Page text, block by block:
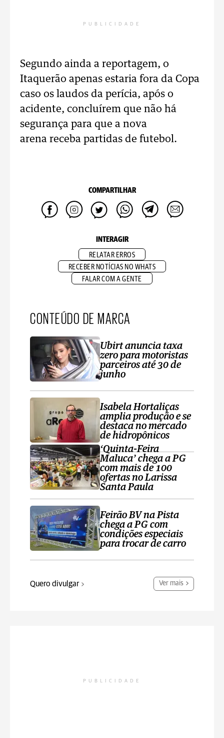
PUBLICIDADE
Segundo ainda a reportagem, o
Itaquerão apenas estaria fora da Copa
caso os laudos da perícia, após o
acidente, concluírem que não há
segurança para que a nova
arena receba partidas de futebol.
COMPARTILHAR
INTERAGIR
RELATAR ERROS
RECEBER NOTÍCIAS NO WHATS
FALAR COM A GENTE
CONTEÚDO DE MARCA
Ubirt anuncia taxa
zero para motoristas
parceiros até 30 de
junho
Isabela Hortaliças
amplia produção e se
destaca no mercado
de hidropônicos
‘Quinta-Feira
Maluca’ chega a PG
com mais de 100
ofertas no Larissa
Santa Paula
Feirão BV na Pista
chega a PG com
condições especiais
para trocar de carro
Quero divulgar Ver mais
PUBLICIDADE